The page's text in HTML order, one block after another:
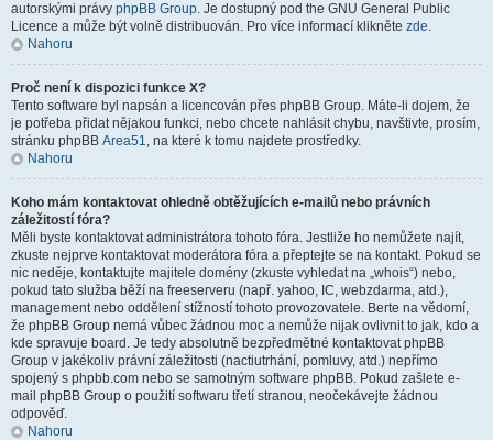
autorskými právy phpBB Group. Je dostupný pod the GNU General Public
Licence a může být volně distribuován. Pro více informací klikněte zde.
Nahoru
Proč není k dispozici funkce X?
Tento software byl napsán a licencován přes phpBB Group. Máte-li dojem, že
je potřeba přidat nějakou funkci, nebo chcete nahlásit chybu, navštivte, prosím,
stránku phpBB Area51, na které k tomu najdete prostředky.
Nahoru
Koho mám kontaktovat ohledně obtěžujících e-mailů nebo právních
záležitostí fóra?
Měli byste kontaktovat administrátora tohoto fóra. Jestliže ho nemůžete najít,
zkuste nejprve kontaktovat moderátora fóra a přeptejte se na kontakt. Pokud se
nic neděje, kontaktujte majitele domény (zkuste vyhledat na „whois“) nebo,
pokud tato služba běží na freeserveru (např. yahoo, IC, webzdarma, atd.),
management nebo oddělení stížností tohoto provozovatele. Berte na vědomí,
že phpBB Group nemá vůbec žádnou moc a nemůže nijak ovlivnit to jak, kdo a
kde spravuje board. Je tedy absolutně bezpředmětné kontaktovat phpBB
Group v jakékoliv právní záležitosti (nactiutrhání, pomluvy, atd.) nepřímo
spojený s phpbb.com nebo se samotným software phpBB. Pokud zašlete e-
mail phpBB Group o použití softwaru třetí stranou, neočekávejte žádnou
odpověď.
Nahoru